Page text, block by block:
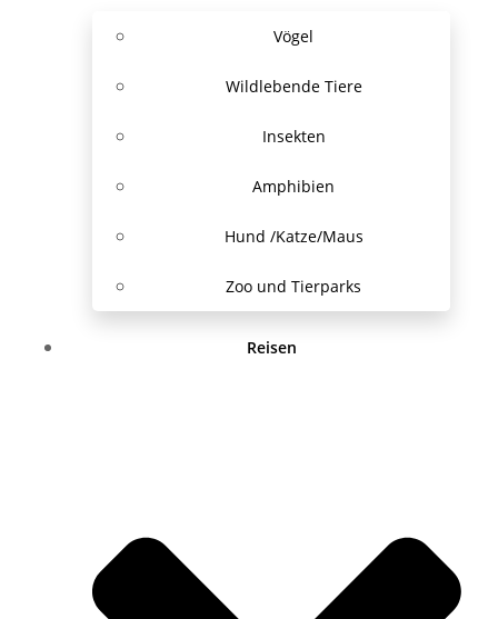
Vögel
Wildlebende Tiere
Insekten
Amphibien
Hund /Katze/Maus
Zoo und Tierparks
Reisen